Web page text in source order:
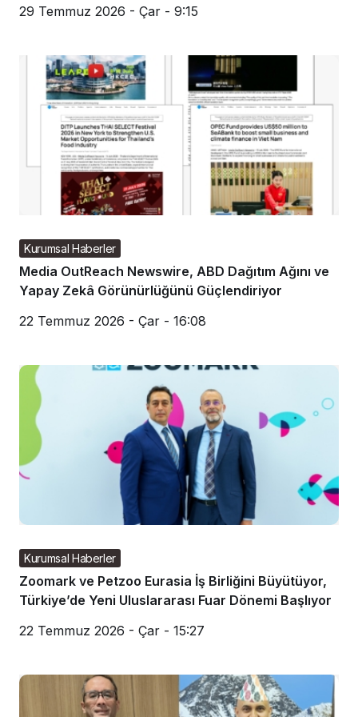
29 Temmuz 2026 - Çar - 9:15
Kurumsal Haberler
Media OutReach Newswire, ABD Dağıtım Ağını ve
Yapay Zekâ Görünürlüğünü Güçlendiriyor
22 Temmuz 2026 - Çar - 16:08
Kurumsal Haberler
Zoomark ve Petzoo Eurasia İş Birliğini Büyütüyor,
Türkiye’de Yeni Uluslararası Fuar Dönemi Başlıyor
22 Temmuz 2026 - Çar - 15:27